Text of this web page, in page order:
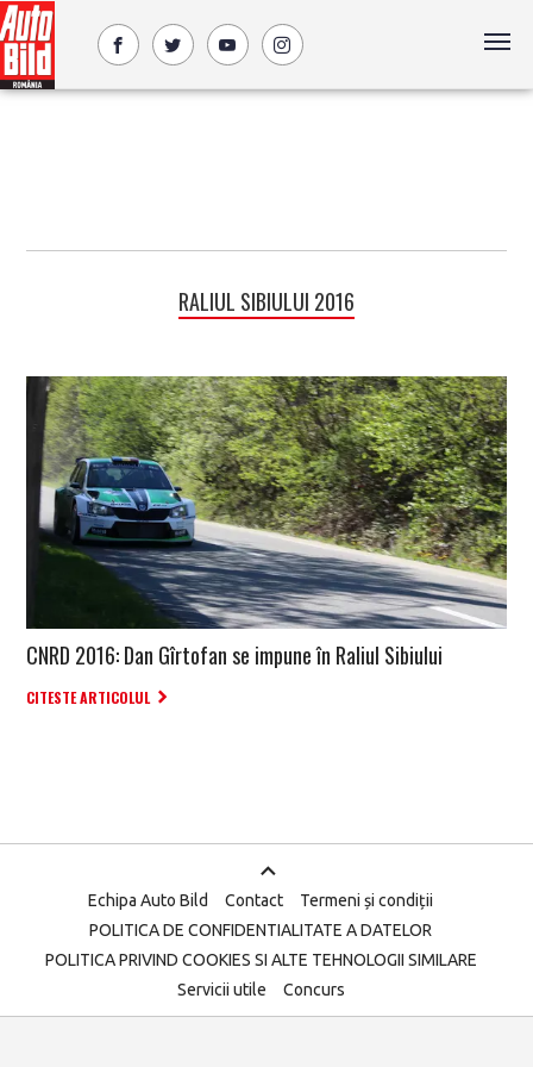
RALIUL SIBIULUI 2016
CNRD 2016: Dan Gîrtofan se impune în Raliul Sibiului
CITESTE ARTICOLUL
Echipa Auto Bild Contact
Termeni și condiții
POLITICA DE CONFIDENTIALITATE A DATELOR
POLITICA PRIVIND COOKIES SI ALTE TEHNOLOGII SIMILARE
Servicii utile
Concurs